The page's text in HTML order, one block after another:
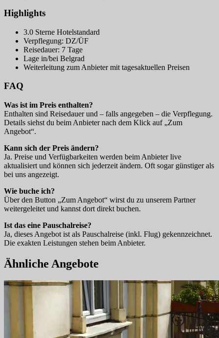
Highlights
3.0 Sterne Hotelstandard
Verpflegung: DZ/ÜF
Reisedauer: 7 Tage
Lage in/bei Belgrad
Weiterleitung zum Anbieter mit tagesaktuellen Preisen
FAQ
Was ist im Preis enthalten?
Enthalten sind Reisedauer und – falls angegeben – die Verpflegung.
Details siehst du beim Anbieter nach dem Klick auf „Zum
Angebot“.
Kann sich der Preis ändern?
Ja. Preise und Verfügbarkeiten werden beim Anbieter live
aktualisiert und können sich jederzeit ändern. Oft sogar günstiger als
bei uns angezeigt.
Wie buche ich?
Über den Button „Zum Angebot“ wirst du zu unserem Partner
weitergeleitet und kannst dort direkt buchen.
Ist das eine Pauschalreise?
Ja, dieses Angebot ist als Pauschalreise (inkl. Flug) gekennzeichnet.
Die exakten Leistungen stehen beim Anbieter.
Ähnliche Angebote